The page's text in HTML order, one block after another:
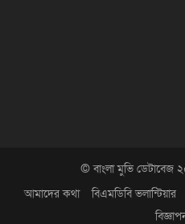
© বাংলা মুভি ডেটাবেজ
আমাদের কথা
বিএমডিবি ভলান্টিয়ার